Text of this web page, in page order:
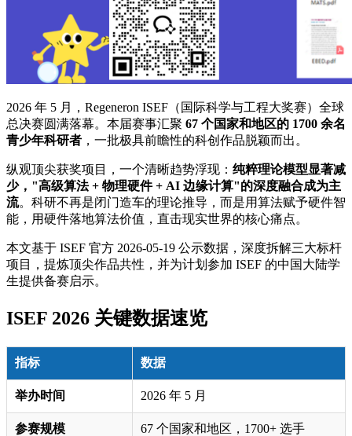
2026 年 5 月，Regeneron ISEF（国际科学与工程大奖赛）全球
总决赛圆满落幕。本届赛事汇聚 67 个国家和地区的 1700 余名
青少年科研者 ，一批极具前瞻性的科创作品脱颖而出。
纵观顶尖获奖项目，一个清晰趋势浮现： 纯粹理论模型显著减
少，"高级算法 + 物理硬件 + AI 边缘计算"的深度融合成为主
流。科研不再是闭门造车的理论推导，而是用算法赋予硬件智
能，用硬件落地算法价值，直击现实世界的核心痛点。
本文基于 ISEF 官方 2026-05-19 公示数据，深度拆解三大标杆
项目，提炼顶尖作品共性，并为计划参加 ISEF 的中国大陆学
生提供备赛启示。
ISEF 2026 关键数据速览
指标 数据
举办时间 2026 年 5 月
参赛规模 67 个国家和地区，1700+ 选手